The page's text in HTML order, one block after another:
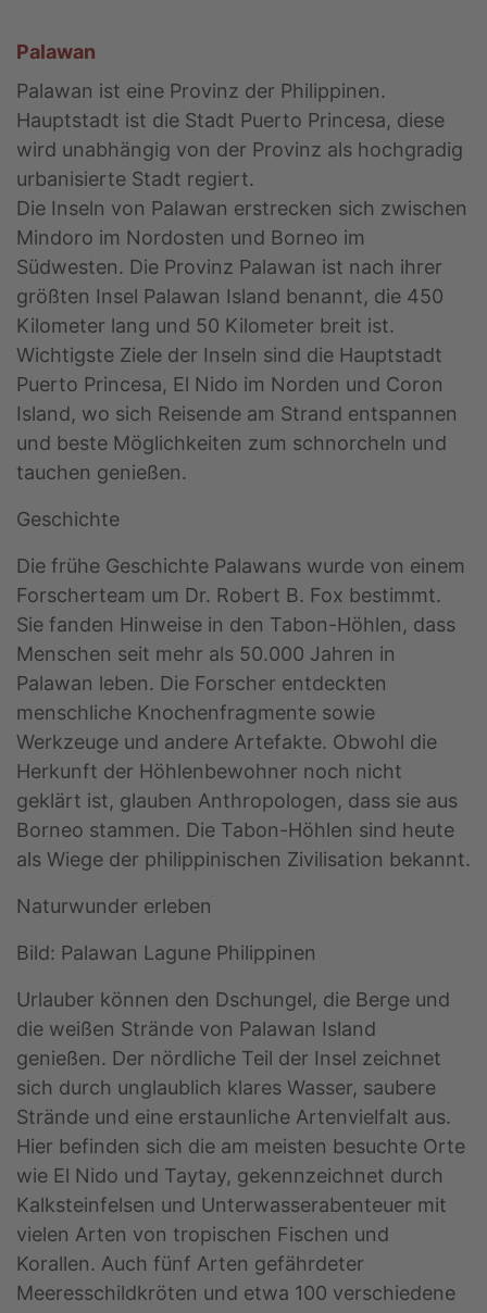
Palawan
Palawan ist eine Provinz der Philippinen.
Hauptstadt ist die Stadt Puerto Princesa, diese
wird unabhängig von der Provinz als hochgradig
urbanisierte Stadt regiert.
Die Inseln von Palawan erstrecken sich zwischen
Mindoro im Nordosten und Borneo im
Südwesten. Die Provinz Palawan ist nach ihrer
größten Insel Palawan Island benannt, die 450
Kilometer lang und 50 Kilometer breit ist.
Wichtigste Ziele der Inseln sind die Hauptstadt
Puerto Princesa, El Nido im Norden und Coron
Island, wo sich Reisende am Strand entspannen
und beste Möglichkeiten zum schnorcheln und
tauchen genießen.
Geschichte
Die frühe Geschichte Palawans wurde von einem
Forscherteam um Dr. Robert B. Fox bestimmt.
Sie fanden Hinweise in den Tabon-Höhlen, dass
Menschen seit mehr als 50.000 Jahren in
Palawan leben. Die Forscher entdeckten
menschliche Knochenfragmente sowie
Werkzeuge und andere Artefakte. Obwohl die
Herkunft der Höhlenbewohner noch nicht
geklärt ist, glauben Anthropologen, dass sie aus
Borneo stammen. Die Tabon-Höhlen sind heute
als Wiege der philippinischen Zivilisation bekannt.
Naturwunder erleben
Bild: Palawan Lagune Philippinen
Urlauber können den Dschungel, die Berge und
die weißen Strände von Palawan Island
genießen. Der nördliche Teil der Insel zeichnet
sich durch unglaublich klares Wasser, saubere
Strände und eine erstaunliche Artenvielfalt aus.
Hier befinden sich die am meisten besuchte Orte
wie El Nido und Taytay, gekennzeichnet durch
Kalksteinfelsen und Unterwasserabenteuer mit
vielen Arten von tropischen Fischen und
Korallen. Auch fünf Arten gefährdeter
Meeresschildkröten und etwa 100 verschiedene